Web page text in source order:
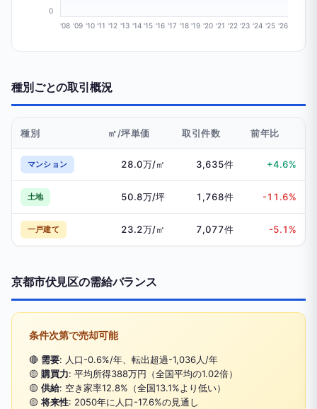
0
'08 '09 '10 '11 '12 '13 '14 '15 '16 '17 '18 '19 '20 '21 '22 '23 '24 '25 '26
種別ごとの取引概況
種別 ㎡/坪単価 取引件数 前年比
マンション 28.0万/㎡ 3,635件 +4.6%
土地 50.8万/坪 1,768件 -11.6%
一戸建て 23.2万/㎡ 7,077件 -5.1%
京都市伏見区の需給バランス
条件次第で売却可能
🔴 需要: 人口-0.6%/年、転出超過-1,036人/年
🟡 購買力: 平均所得388万円（全国平均の1.02倍）
🟡 供給: 空き家率12.8%（全国13.1%より低い）
🟡 将来性: 2050年に人口-17.6%の見通し